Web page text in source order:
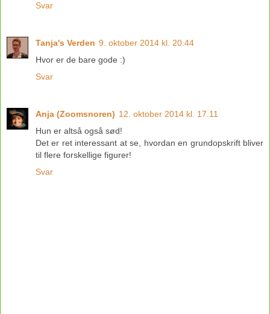
Svar
Tanja's Verden 9. oktober 2014 kl. 20.44
Hvor er de bare gode :)
Svar
Anja (Zoomsnoren) 12. oktober 2014 kl. 17.11
Hun er altså også sød!
Det er ret interessant at se, hvordan en grundopskrift bliver
til flere forskellige figurer!
Svar